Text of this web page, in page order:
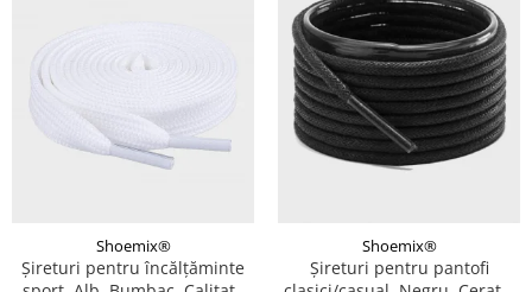
Shoemix®
Șireturi pentru încălțăminte
Shoemix®
Șireturi pentru pantofi